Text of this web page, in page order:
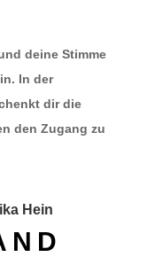
deine Stimme
In der
dir die
den Zugang zu
Hein